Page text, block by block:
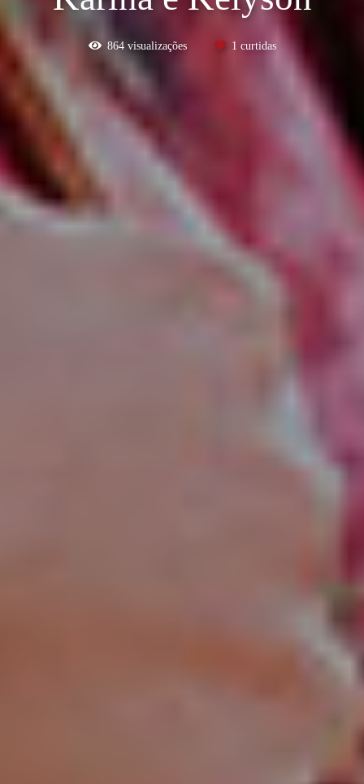
864visualizações 1 curtidas